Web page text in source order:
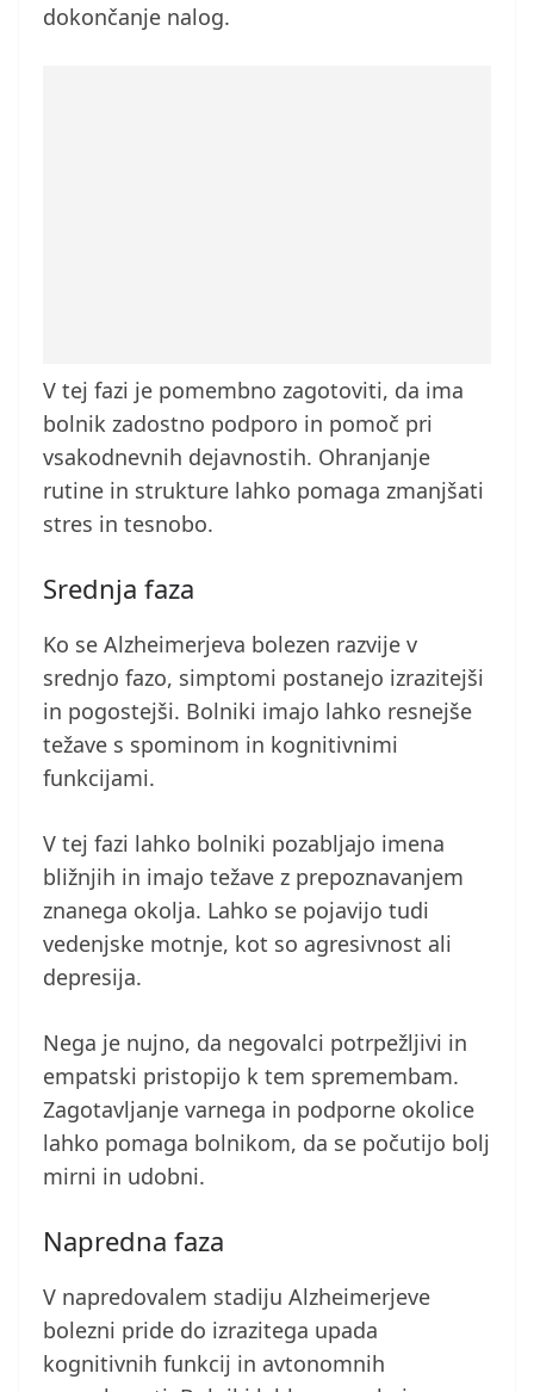
dokončanje nalog.
V tej fazi je pomembno zagotoviti, da ima
bolnik zadostno podporo in pomoč pri
vsakodnevnih dejavnostih. Ohranjanje
rutine in strukture lahko pomaga zmanjšati
stres in tesnobo.
Srednja faza
Ko se Alzheimerjeva bolezen razvije v
srednjo fazo, simptomi postanejo izrazitejši
in pogostejši. Bolniki imajo lahko resnejše
težave s spominom in kognitivnimi
funkcijami.
V tej fazi lahko bolniki pozabljajo imena
bližnjih in imajo težave z prepoznavanjem
znanega okolja. Lahko se pojavijo tudi
vedenjske motnje, kot so agresivnost ali
depresija.
Nega je nujno, da negovalci potrpežljivi in
empatski pristopijo k tem spremembam.
Zagotavljanje varnega in podporne okolice
lahko pomaga bolnikom, da se počutijo bolj
mirni in udobni.
Napredna faza
V napredovalem stadiju Alzheimerjeve
bolezni pride do izrazitega upada
kognitivnih funkcij in avtonomnih